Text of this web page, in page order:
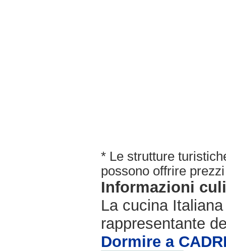
* Le strutture
possono offrire
Informazioni
La cucina
rappresentante
Dormire a